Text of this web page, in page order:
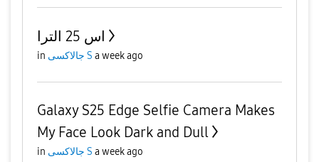
اس 25 الترا
in جالاكسى S a week ago
Galaxy S25 Edge Selfie Camera Makes
My Face Look Dark and Dull
in جالاكسى S a week ago